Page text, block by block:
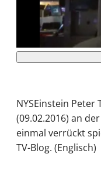
NYSEinstein
(09.02.2016) an
einmal verrückt
TV-Blog. (Englisch)